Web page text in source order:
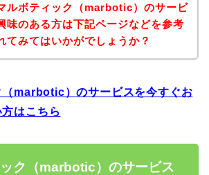
ルボティック（marbotic）のサービ
味のある方は下記ページなどを参考
てみてはいかがでしょうか？
（marbotic）のサービスを今すぐお
はこちら
ク（marbotic）のサービス